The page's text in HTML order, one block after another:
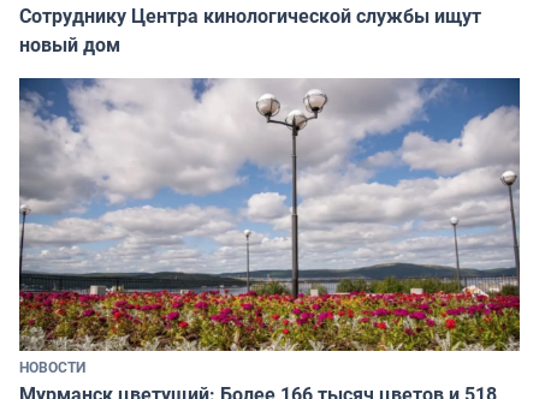
Сотруднику Центра кинологической службы ищут
новый дом
НОВОСТИ